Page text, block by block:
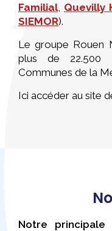
Familial, Quevilly
SIEMOR).
Le groupe Rouen
plus de 22.500
Communes de la
Ici accéder au site
Notre